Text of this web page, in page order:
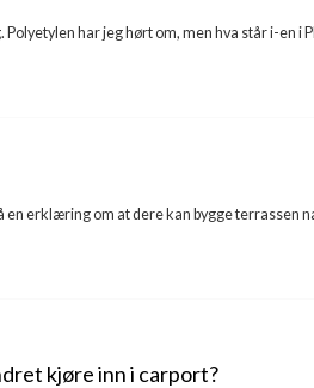
har jeg hørt om, men hva står i-en i
en erklæring om at dere kan bygge
kjøre inn i carport?